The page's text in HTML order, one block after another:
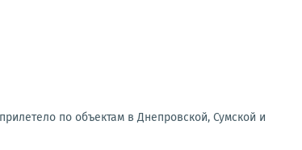
по объектам в Днепровской, Сумской и